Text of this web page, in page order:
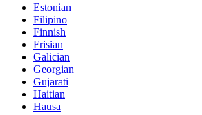
Estonian
Filipino
Finnish
Frisian
Galician
Georgian
Gujarati
Haitian
Hausa